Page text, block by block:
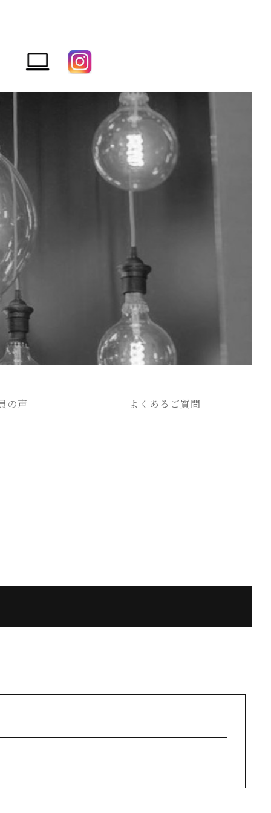
の声 よくあるご質問